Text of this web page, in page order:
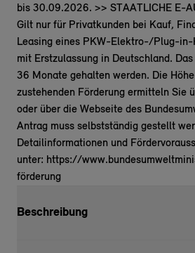
bis 30.09.2026. >> STAATLICHE E-
Gilt nur für Privatkunden bei Kauf,
Leasing eines PKW-Elektro-/Plug-in-
mit Erstzulassung in Deutschland.
36 Monate gehalten werden. Die
zustehenden Förderung ermitteln Sie
oder über die Webseite des
Antrag muss selbstständig gestellt
Detailinformationen und
unter: https://
förderung
Beschreibung